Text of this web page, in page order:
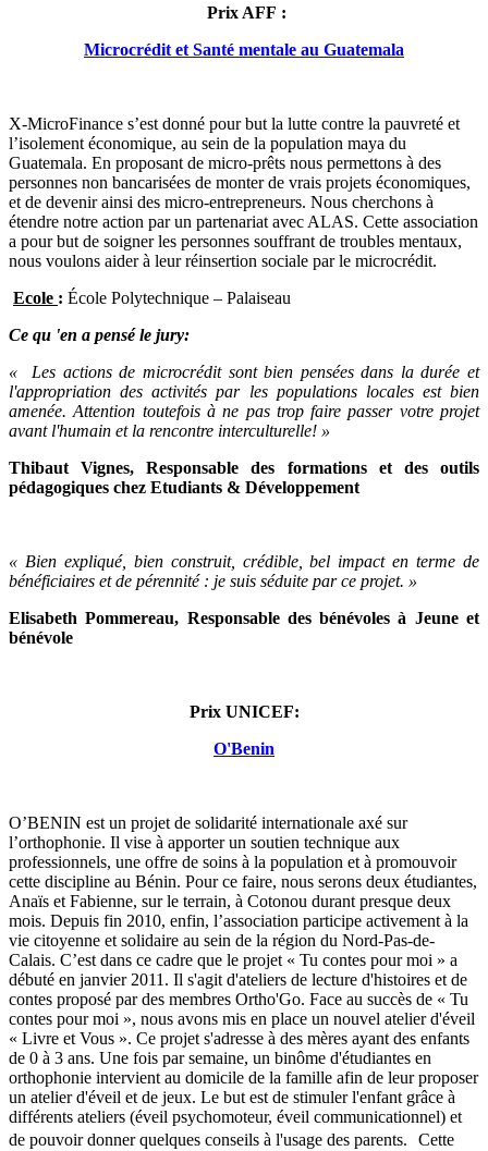
Prix AFF :
Microcrédit et Santé mentale au Guatemala
X-MicroFinance s’est donné pour but la lutte contre la pauvreté et
l’isolement économique, au sein de la population maya du
Guatemala. En proposant de micro-prêts nous permettons à des
personnes non bancarisées de monter de vrais projets économiques,
et de devenir ainsi des micro-entrepreneurs. Nous cherchons à
étendre notre action par un partenariat avec ALAS. Cette association
a pour but de soigner les personnes souffrant de troubles mentaux,
nous voulons aider à leur réinsertion sociale par le microcrédit.
Ecole : École Polytechnique – Palaiseau
Ce qu 'en a pensé le jury:
«
Les actions de microcrédit sont bien pensées dans la durée et
l'appropriation des activités par les populations locales est bien
amenée. Attention toutefois à ne pas trop faire passer votre projet
avant l'humain et la rencontre interculturelle! »
Thibaut Vignes, Responsable des formations et des outils
pédagogiques chez Etudiants & Développement
« Bien expliqué, bien construit, crédible, bel impact en terme de
bénéficiaires et de pérennité : je suis séduite par ce projet. »
Elisabeth Pommereau, Responsable des bénévoles à Jeune et
bénévole
Prix UNICEF:
O'Benin
O’BENIN est un projet de solidarité internationale axé sur
l’orthophonie. Il vise à apporter un soutien technique aux
professionnels, une offre de soins à la population et à promouvoir
cette discipline au Bénin. Pour ce faire, nous serons deux étudiantes,
Anaïs et Fabienne, sur le terrain, à Cotonou durant presque deux
mois. Depuis fin 2010, enfin, l’association participe activement à la
vie citoyenne et solidaire au sein de la région du Nord-Pas-de-
Calais. C’est dans ce cadre que le projet « Tu contes pour moi » a
débuté en janvier 2011. Il s'agit d'ateliers de lecture d'histoires et de
contes proposé par des membres Ortho'Go. Face au succès de « Tu
contes pour moi », nous avons mis en place un nouvel atelier d'éveil
« Livre et Vous ». Ce projet s'adresse à des mères ayant des enfants
de 0 à 3 ans. Une fois par semaine, un binôme d'étudiantes en
orthophonie intervient au domicile de la famille afin de leur proposer
un atelier d'éveil et de jeux. Le but est de stimuler l'enfant grâce à
différents ateliers (éveil psychomoteur, éveil communicationnel) et
de pouvoir donner quelques conseils à l'usage des parents. Cette